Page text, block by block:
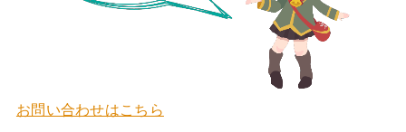
お問い合わせはこちら